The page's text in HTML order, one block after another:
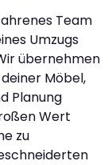
Team
Umzugs
übernehmen
Möbel,
Planung
Wert
zu